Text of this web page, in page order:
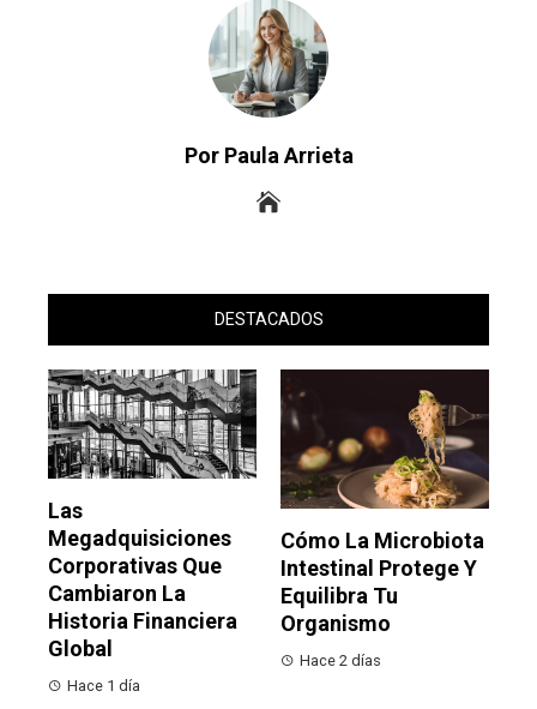
Por Paula Arrieta
DESTACADOS
Las
Megadquisiciones
Corporativas Que
Cambiaron La
Historia Financiera
Global
Hace 1 día
Cómo La Microbiota
Intestinal Protege Y
Equilibra Tu
Organismo
Hace 2 días